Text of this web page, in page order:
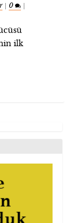
| 0 |
ilk